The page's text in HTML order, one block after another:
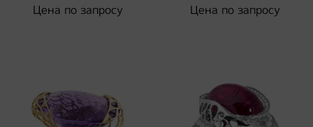
Цена по запросу Цена по запросу